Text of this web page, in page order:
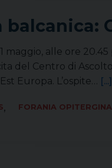
balcanica:
maggio, alle ore
del Centro di
Europa. L’ospite… [...]
, FORANIA OPITERGINA